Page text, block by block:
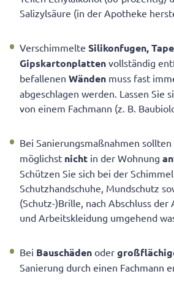
Salizylsäure (in der Apotheke
Verschimmelte Silikonfugen,
Gipskartonplatten vollständig
befallenen Wänden muss fast
abgeschlagen werden. Lassen Sie
von einem Fachmann (z. B.
Bei Sanierungsmaßnahmen sollten
möglichst nicht in der Wohnung
Schützen Sie sich bei der
Schutzhandschuhe, Mundschutz
(Schutz-)Brille, nach Abschluss der
und Arbeitskleidung umgehend
Bei Bauschäden oder
Sanierung durch einen Fachmann